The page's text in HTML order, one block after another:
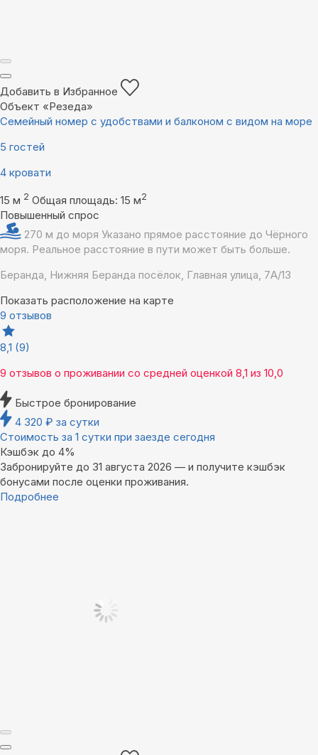
Добавить в Избранное
Объект «Резеда»
Семейный номер с удобствами и балконом с видом на море
5 гостей
4 кровати
15 м 2 Общая площадь: 15 м2
Повышенный спрос
270 м до моря Указано прямое расстояние до Чёрного
моря. Реальное расстояние в пути может быть больше.
Беранда, Нижняя Беранда посёлок, Главная улица, 7А/13
Показать расположение на карте
9 отзывов
8,1 (9)
9 отзывов о проживании со средней оценкой 8,1 из 10,0
Быстрое бронирование
4 320 ₽ за сутки
Стоимость за 1 сутки при заезде сегодня
Кэшбэк до 4%
Забронируйте до 31 августа 2026 — и получите кэшбэк
бонусами после оценки проживания.
Подробнее